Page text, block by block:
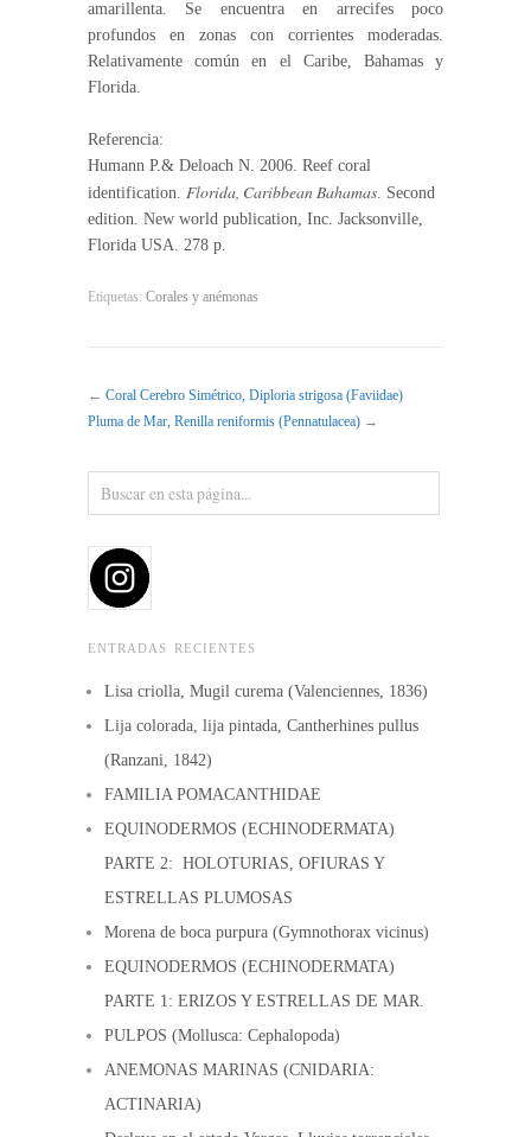
amarillenta. Se encuentra en arrecifes poco
profundos en zonas con corrientes moderadas.
Relativamente común en el Caribe, Bahamas y
Florida.
Referencia:
Humann P.& Deloach N. 2006. Reef coral
identification. Florida, Caribbean Bahamas . Second
edition. New world publication, Inc. Jacksonville,
Florida USA. 278 p.
Etiquetas: Corales y anémonas
← Coral Cerebro Simétrico, Diploria strigosa (Faviidae)
Pluma de Mar, Renilla reniformis (Pennatulacea) →
ENTRADAS RECIENTES
Lisa criolla, Mugil curema (Valenciennes, 1836)
Lija colorada, lija pintada, Cantherhines pullus
(Ranzani, 1842)
FAMILIA POMACANTHIDAE
EQUINODERMOS (ECHINODERMATA)
PARTE 2: HOLOTURIAS, OFIURAS Y
ESTRELLAS PLUMOSAS
Morena de boca purpura (Gymnothorax vicinus)
EQUINODERMOS (ECHINODERMATA)
PARTE 1: ERIZOS Y ESTRELLAS DE MAR.
PULPOS (Mollusca: Cephalopoda)
ANEMONAS MARINAS (CNIDARIA:
ACTINARIA)